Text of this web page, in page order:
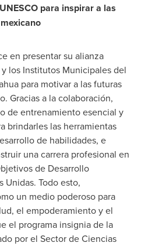
para inspirar a las
en presentar su alianza
los Institutos Municipales del
para motivar a las futuras
Gracias a la colaboración,
de entrenamiento esencial y
brindarles las herramientas
de habilidades, e
una carrera profesional en
de Desarrollo
Unidas. Todo esto,
un medio poderoso para
el empoderamiento y el
el programa insignia de la
por el Sector de Ciencias